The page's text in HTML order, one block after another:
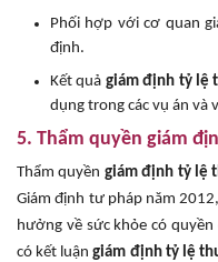
Phối hợp với cơ quan
định.
Kết quả giám định tỷ lệ
dụng trong các vụ án và
5. Thẩm quyền giám
Thẩm quyền giám định tỷ lệ
Giám định tư pháp năm
hưởng về sức khỏe có
có kết luậngiám định tỷ lệ